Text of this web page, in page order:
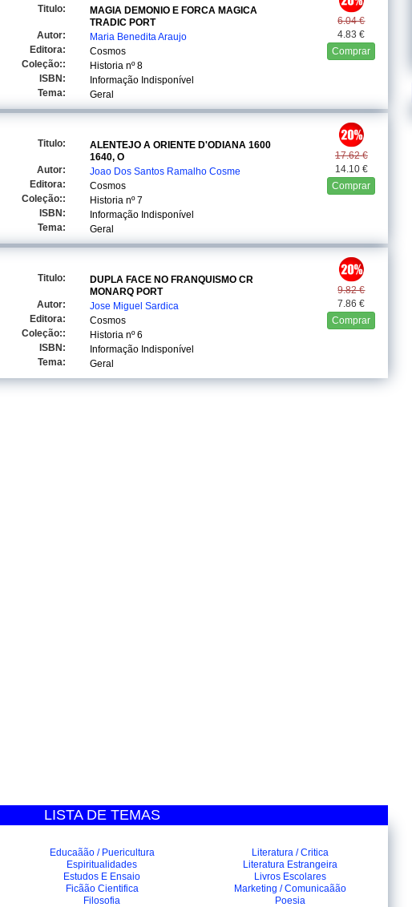
6.04 €
4.83 €
Comprar
Titulo:
MAGIA DEMONIO E FORCA MAGICA
TRADIC PORT
Autor:
Maria Benedita Araujo
Editora:
Cosmos
Coleção::
Historia nº 8
ISBN:
Informação Indisponível
Tema:
Geral
17.62 €
14.10 €
Comprar
Titulo:
ALENTEJO A ORIENTE D'ODIANA 1600
1640, O
Autor:
Joao Dos Santos Ramalho Cosme
Editora:
Cosmos
Coleção::
Historia nº 7
ISBN:
Informação Indisponível
Tema:
Geral
9.82 €
7.86 €
Comprar
Titulo:
DUPLA FACE NO FRANQUISMO CR
MONARQ PORT
Autor:
Jose Miguel Sardica
Editora:
Cosmos
Coleção::
Historia nº 6
ISBN:
Informação Indisponível
Tema:
Geral
LISTA DE TEMAS
Educaãão / Puericultura
Espiritualidades
Estudos E Ensaio
Ficãão Cientifica
Filosofia
Literatura / Critica
Literatura Estrangeira
Livros Escolares
Marketing / Comunicaãão
Poesia